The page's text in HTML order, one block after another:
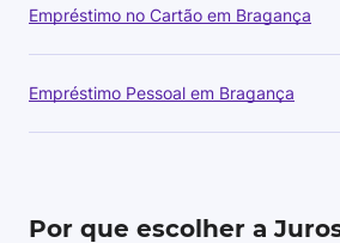
Empréstimo no Cartão em Bragança
Empréstimo Pessoal em Bragança
Por que escolher a